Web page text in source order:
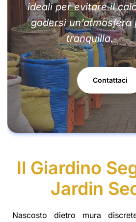
ideali per evitare il
godersi un’atmosfera
tranquilla.
Contattaci
Il Giardino
Jardin
Nascosto dietro mura